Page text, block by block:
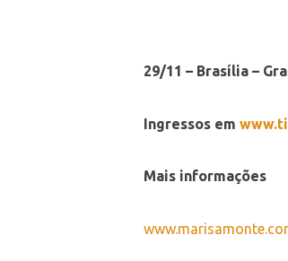
29/11 – Brasília –
Ingressos em
Mais informações